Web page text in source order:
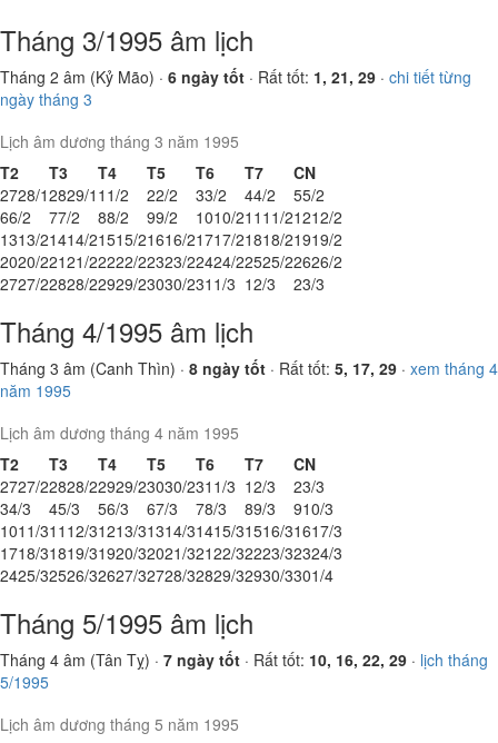
Tháng 3/1995 âm lịch
Tháng 2 âm (Kỷ Mão) · 6 ngày tốt · Rất tốt: 1, 21, 29 · chi tiết từng
ngày tháng 3
Lịch âm dương tháng 3 năm 1995
T2
T3 T4 T5 T6 T7
CN
2728/12829/1 1 1/2 22/2 33/2 44/2 55/2
66/2 77/2 88/2 99/2 1010/211 11/21212/2
1313/21414/21515/21616/21717/21818/21919/2
2020/22121/22222/22323/22424/22525/22626/2
2727/22828/22929/23030/231 1/3 12/3 23/3
Tháng 4/1995 âm lịch
Tháng 3 âm (Canh Thìn) · 8 ngày tốt · Rất tốt: 5, 17, 29 · xem tháng 4
năm 1995
Lịch âm dương tháng 4 năm 1995
T2
T3 T4 T5 T6 T7
CN
2727/22828/22929/23030/231 1/3 12/3 23/3
34/3 45/3 56/3 67/3 78/3 89/3 910/3
1011/311 12/31213/31314/31415/31516/31617/3
1718/31819/31920/32021/32122/32223/32324/3
2425/32526/32627/32728/32829/32930/3301/4
Tháng 5/1995 âm lịch
Tháng 4 âm (Tân Tỵ) · 7 ngày tốt · Rất tốt: 10, 16, 22, 29 · lịch tháng
5/1995
Lịch âm dương tháng 5 năm 1995